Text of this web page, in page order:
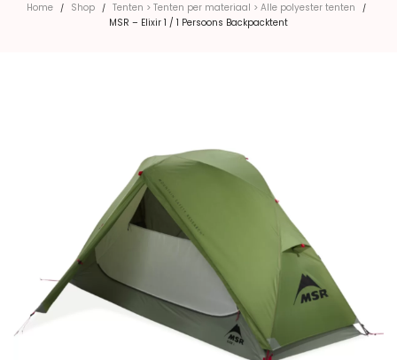
Home / Shop / Tenten > Tenten per materiaal > Alle polyester tenten /
MSR – Elixir 1 / 1 Persoons Backpacktent